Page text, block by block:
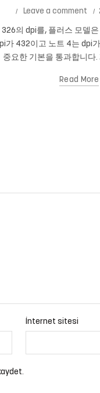
Leave a comment
의 dpi를, 플러스 모델
가 432이고 노트 4는 dpi
중요한 기본을 통과합니다.
Read More
İnternet sitesi